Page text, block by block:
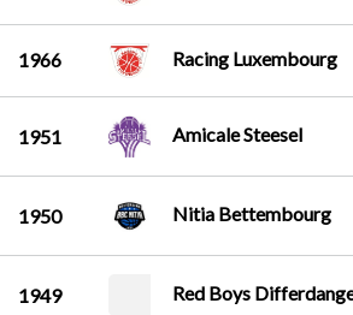
1966 Racing Luxembourg
1951 Amicale Steesel
1950 Nitia Bettembourg
1949 Red Boys